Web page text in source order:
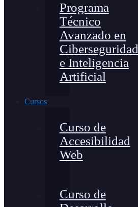
Programa
Técnico
Avanzado en
Ciberseguridad
e Inteligencia
Artificial
Cursos
Curso de
Accesibilidad
Web
Curso de